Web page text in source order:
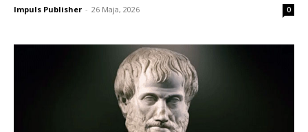
Impuls Publisher - 26 Maja, 2026 0